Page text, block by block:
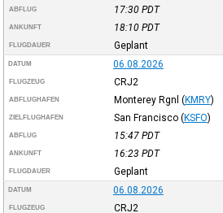
ABFLUG 17:30 PDT
ANKUNFT 18:10 PDT
FLUGDAUER Geplant
DATUM 06.08.2026
FLUGZEUG CRJ2
ABFLUGHAFEN Monterey Rgnl (KMRY)
ZIELFLUGHAFEN San Francisco (KSFO)
ABFLUG 15:47 PDT
ANKUNFT 16:23 PDT
FLUGDAUER Geplant
DATUM 06.08.2026
FLUGZEUG CRJ2